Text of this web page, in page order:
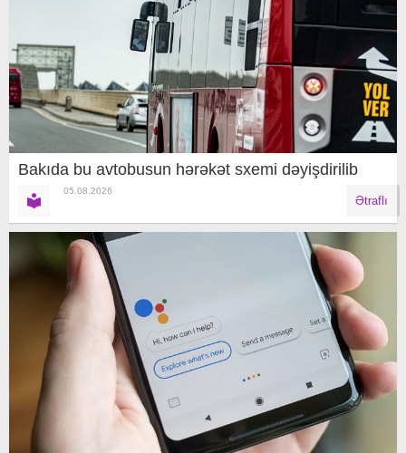
Bakıda bu avtobusun hərəkət sxemi dəyişdirilib
05.08.2026
Ətraflı